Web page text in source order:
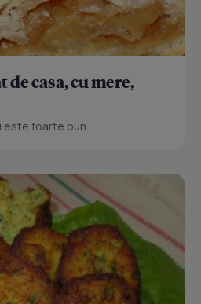
casa, cu mere,
este foarte bun...